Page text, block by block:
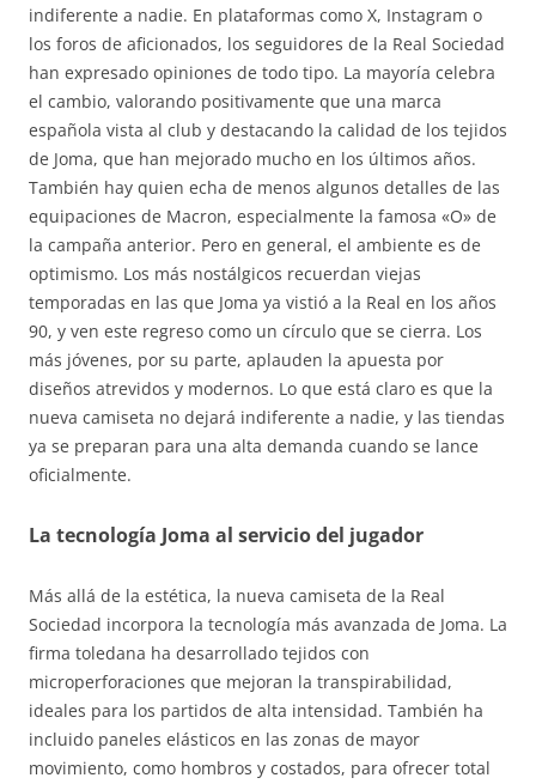
indiferente a nadie. En plataformas como X, Instagram o
los foros de aficionados, los seguidores de la Real Sociedad
han expresado opiniones de todo tipo. La mayoría celebra
el cambio, valorando positivamente que una marca
española vista al club y destacando la calidad de los tejidos
de Joma, que han mejorado mucho en los últimos años.
También hay quien echa de menos algunos detalles de las
equipaciones de Macron, especialmente la famosa «O» de
la campaña anterior. Pero en general, el ambiente es de
optimismo. Los más nostálgicos recuerdan viejas
temporadas en las que Joma ya vistió a la Real en los años
90, y ven este regreso como un círculo que se cierra. Los
más jóvenes, por su parte, aplauden la apuesta por
diseños atrevidos y modernos. Lo que está claro es que la
nueva camiseta no dejará indiferente a nadie, y las tiendas
ya se preparan para una alta demanda cuando se lance
oficialmente.
La tecnología Joma al servicio del jugador
Más allá de la estética, la nueva camiseta de la Real
Sociedad incorpora la tecnología más avanzada de Joma. La
firma toledana ha desarrollado tejidos con
microperforaciones que mejoran la transpirabilidad,
ideales para los partidos de alta intensidad. También ha
incluido paneles elásticos en las zonas de mayor
movimiento, como hombros y costados, para ofrecer total